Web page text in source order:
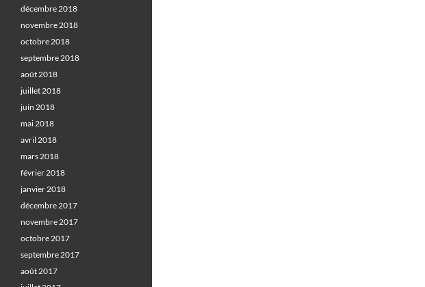
décembre 2018
novembre 2018
octobre 2018
septembre 2018
août 2018
juillet 2018
juin 2018
mai 2018
avril 2018
mars 2018
février 2018
janvier 2018
décembre 2017
novembre 2017
octobre 2017
septembre 2017
août 2017